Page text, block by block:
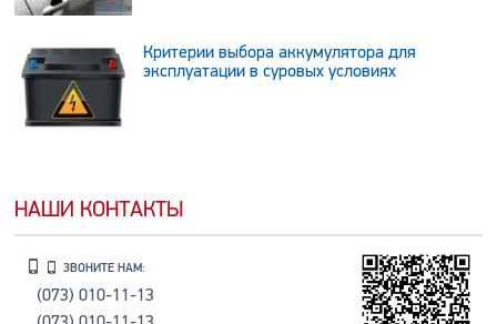
Критерии выбора аккумулятора для
эксплуатации в суровых условиях
НАШИ КОНТАКТЫ
ЗВОНИТЕ НАМ:
(073) 010-11-13